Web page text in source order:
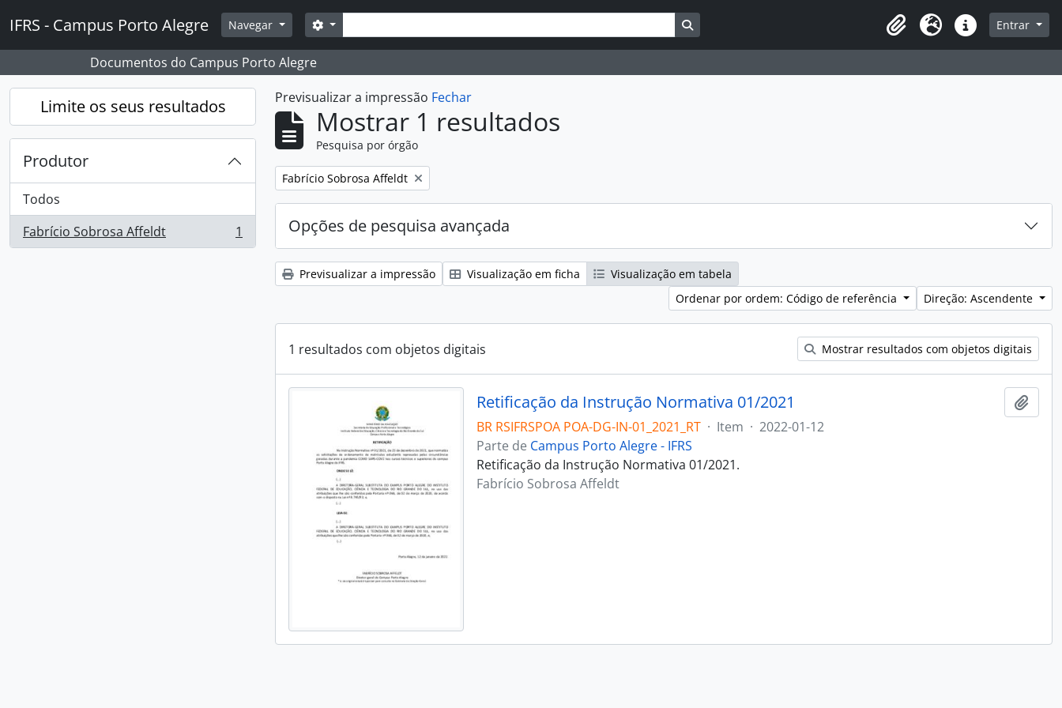
IFRS - Campus Porto Alegre Navegar Pesquisar
Opções de busca Busque na página de navegação
Idioma Ligações rápidas
Entrar
Documentos do Campus Porto Alegre
Limite os seus resultados
Produtor
Todos
Fabrício Sobrosa Affeldt
, 1 resultados 1
Previsualizar a impressão Fechar
Mostrar 1 resultados
Pesquisa por órgão
Remover filtro:
Fabrício Sobrosa Affeldt
Opções de pesquisa avançada
Previsualizar a impressão Visualização em ficha
Visualização em tabela
Ordenar por ordem: Código de referência
Direção: Ascendente
1 resultados com objetos digitais Mostrar resultados com objetos digitais
Retificação da Instrução Normativa 01/2021
BR RSIFRSPOA POA-DG-IN-01_2021_RT · Item · 2022-01-12
Parte de Campus Porto Alegre - IFRS
Retificação da Instrução Normativa 01/2021.
Fabrício Sobrosa Affeldt